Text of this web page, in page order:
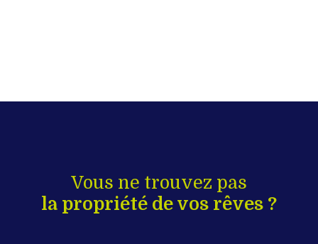
Vous ne trouvez pas
la propriété de vos rêves ?